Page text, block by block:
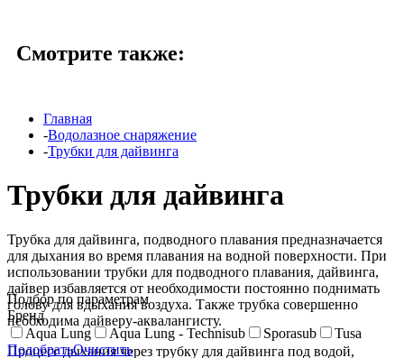
Смотрите также:
Главная
-Водолазное снаряжение
-Трубки для дайвинга
Трубки для дайвинга
Трубка для дайвинга, подводного плавания предназначается
для дыхания во время плавания на водной поверхности. При
использовании трубки для подводного плавания, дайвинга,
дайвер избавляется от необходимости постоянно поднимать
голову для вдыхания воздуха. Также трубка совершенно
необходима дайверу-аквалангисту.
Процесс дыхания через трубку для дайвинга под водой,
Подбор по параметрам
Бренд
Aqua Lung
Aqua Lung - Technisub Sporasub
Tusa
ПодобратьОчистить